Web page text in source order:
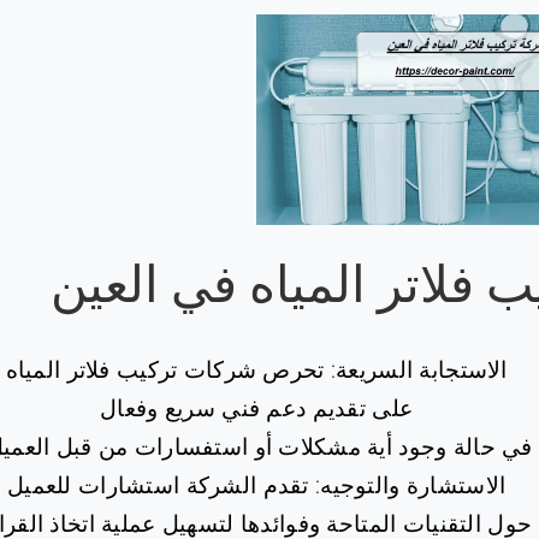
فلاتر المياه في العين
الاستجابة السريعة: تحرص شركات تركيب فلاتر المياه
على تقديم دعم فني سريع وفعال
في حالة وجود أية مشكلات أو استفسارات من قبل
الاستشارة والتوجيه: تقدم الشركة استشارات للعميل
حول التقنيات المتاحة وفوائدها لتسهيل عملية اتخاذ